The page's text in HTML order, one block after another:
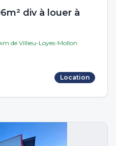
div à louer à
km de Villieu-Loyes-Mollon
Location